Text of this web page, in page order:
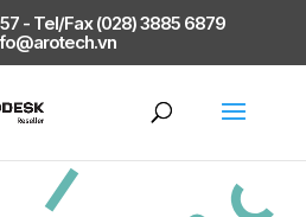
- Tel/Fax (028) 3885 6879